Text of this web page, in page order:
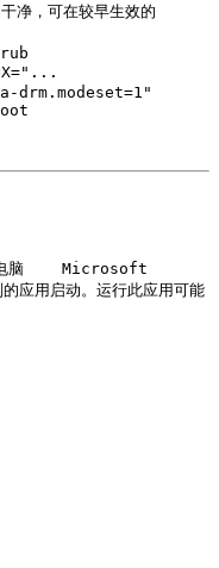
，可在较早生效的
drm.modeset=1"
电脑    Microsoft
用启动。运行此应用可能